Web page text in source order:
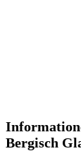
Bergisch